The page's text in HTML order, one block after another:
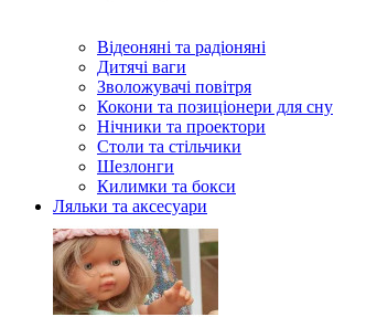
Відеоняні та радіоняні
Дитячі ваги
Зволожувачі повітря
Кокони та позиціонери для сну
Нічники та проектори
Столи та стільчики
Шезлонги
Килимки та бокси
Ляльки та аксесуари